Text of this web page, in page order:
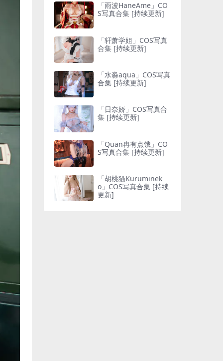
「雨波HaneAme」CO
S写真合集 [持续更新]
「轩萧学姐」COS写真
合集 [持续更新]
「水淼aqua」COS写真
合集 [持续更新]
「日奈娇」COS写真合
集 [持续更新]
「Quan冉有点饿」CO
S写真合集 [持续更新]
「胡桃猫Kuruminek
o」COS写真合集 [持续
更新]